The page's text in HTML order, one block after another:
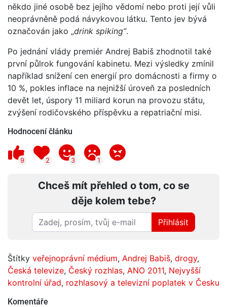
někdo jiné osobě bez jejího vědomí nebo proti její vůli
neoprávněně podá návykovou látku. Tento jev bývá
označován jako „drink spiking“.
Po jednání vlády premiér Andrej Babiš zhodnotil také
první půlrok fungování kabinetu. Mezi výsledky zmínil
například snížení cen energií pro domácnosti a firmy o
10 %, pokles inflace na nejnižší úroveň za posledních
devět let, úspory 11 miliard korun na provozu státu,
zvýšení rodičovského příspěvku a repatriační misi.
Hodnocení článku
9 2 3 1
Chceš mít přehled o tom, co se
děje kolem tebe?
Přihlásit
Štítky veřejnoprávní médium, Andrej Babiš, drogy,
Česká televize, Český rozhlas, ANO 2011, Nejvyšší
kontrolní úřad, rozhlasový a televizní poplatek v Česku
Komentáře